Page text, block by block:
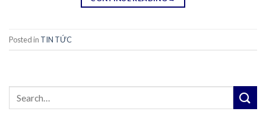
Posted in TIN TỨC